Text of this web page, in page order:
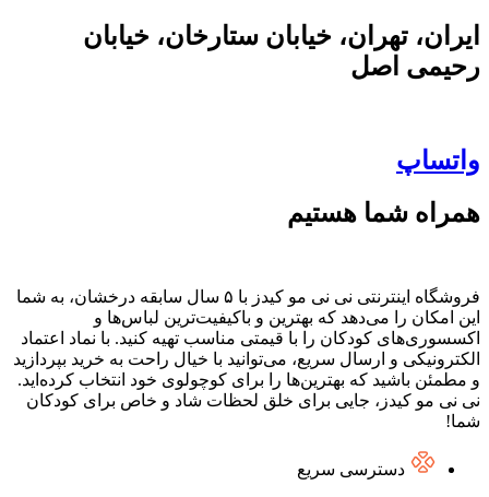
ایران، تهران، خیابان ستارخان، خیابان
رحیمی اصل
واتساپ
همراه شما هستیم
فروشگاه اینترنتی نی نی مو کیدز با ۵ سال سابقه درخشان، به شما
این امکان را می‌دهد که بهترین و باکیفیت‌ترین لباس‌ها و
اکسسوری‌های کودکان را با قیمتی مناسب تهیه کنید. با نماد اعتماد
الکترونیکی و ارسال سریع، می‌توانید با خیال راحت به خرید بپردازید
و مطمئن باشید که بهترین‌ها را برای کوچولوی خود انتخاب کرده‌اید.
نی نی مو کیدز، جایی برای خلق لحظات شاد و خاص برای کودکان
شما!
دسترسی سریع